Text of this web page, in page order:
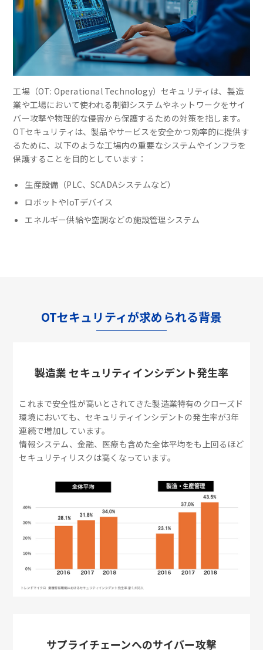
工場（OT: Operational Technology）セキュリティは、製造
業や工場において使われる制御システムやネットワークをサイ
バー攻撃や物理的な侵害から保護するための対策を指します。
OTセキュリティは、製品やサービスを安全かつ効率的に提供す
るために、以下のような工場内の重要なシステムやインフラを
保護することを目的としています：
生産設備（PLC、SCADAシステムなど）
ロボットやIoTデバイス
エネルギー供給や空調などの施設管理システム
OTセキュリティが求められる背景
製造業 セキュリティインシデント発生率
これまで安全性が高いとされてきた製造業特有のクローズド
環境においても、セキュリティインシデントの発生率が3年
連続で増加しています。
情報システム、金融、医療も含めた全体平均をも上回るほど
セキュリティリスクは高くなっています。
サプライチェーンへのサイバー攻撃